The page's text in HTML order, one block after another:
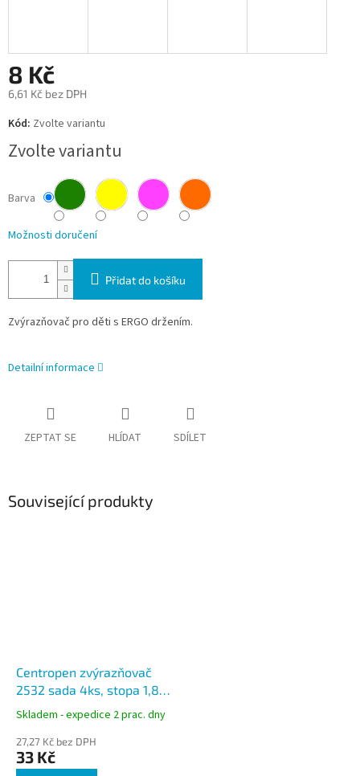
8 Kč
6,61 Kč bez DPH
Měrná
cena:
Kód: Zvolte variantu
Zvolte variantu
Barva
Možnosti doručení
Přidat do košíku
Zvýrazňovač pro děti s ERGO držením.
Detailní informace
ZEPTAT SE HLÍDAT SDÍLET
Související produkty
Centropen zvýrazňovač
2532 sada 4ks, stopa 1,8
mm
Skladem - expedice 2 prac. dny
27,27 Kč bez DPH
33 Kč